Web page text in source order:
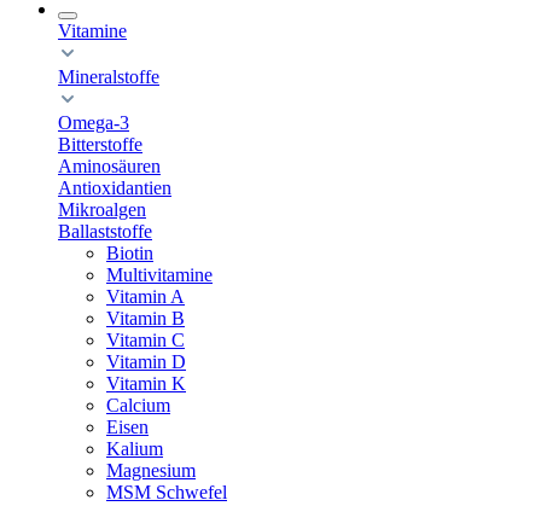
Vitamine
Mineralstoffe
Omega-3
Bitterstoffe
Aminosäuren
Antioxidantien
Mikroalgen
Ballaststoffe
Biotin
Multivitamine
Vitamin A
Vitamin B
Vitamin C
Vitamin D
Vitamin K
Calcium
Eisen
Kalium
Magnesium
MSM Schwefel